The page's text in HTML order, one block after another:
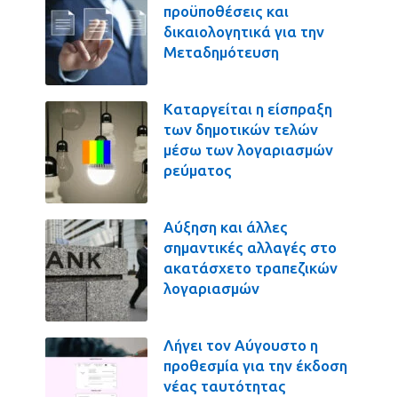
προϋποθέσεις και
δικαιολογητικά για την
Μεταδημότευση
Καταργείται η είσπραξη
των δημοτικών τελών
μέσω των λογαριασμών
ρεύματος
Αύξηση και άλλες
σημαντικές αλλαγές στο
ακατάσχετο τραπεζικών
λογαριασμών
Λήγει τον Αύγουστο η
προθεσμία για την έκδοση
νέας ταυτότητας